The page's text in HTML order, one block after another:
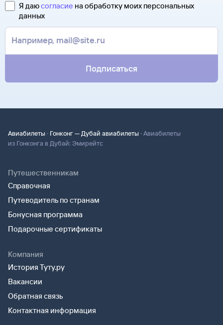
Я даюсогласие на обработку моих персональных
данных
Подписаться
Авиабилеты · Гонконг — Дубай авиабилеты ·Авиабилеты
из Гонконга в Дубай: Эмирейтс
Путешественникам
Справочная
Путеводитель по странам
Бонусная программа
Подарочные сертификаты
Компания
История Туту.ру
Вакансии
Обратная связь
Контактная информация